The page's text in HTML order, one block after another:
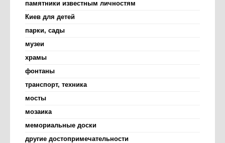
памятники известным личностям
Киев для детей
парки, сады
музеи
храмы
фонтаны
транспорт, техника
мосты
мозаика
мемориальные доски
другие достопримечательности